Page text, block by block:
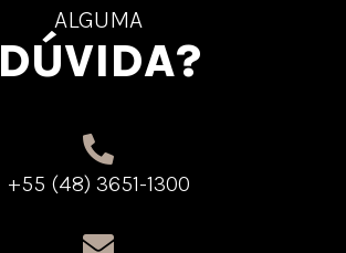
ALGUMA
DÚVIDA?
+55 (48) 3651-1300